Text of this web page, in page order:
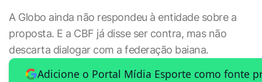
A Globo ainda não respondeu à entidade sobre a
proposta. E a CBF já disse ser contra, mas não
descarta dialogar com a federação baiana.
Adicione o Portal Mídia Esporte como fonte